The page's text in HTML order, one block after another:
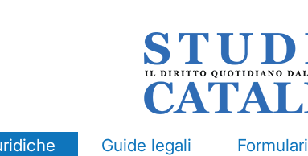
Guide legali Formulari